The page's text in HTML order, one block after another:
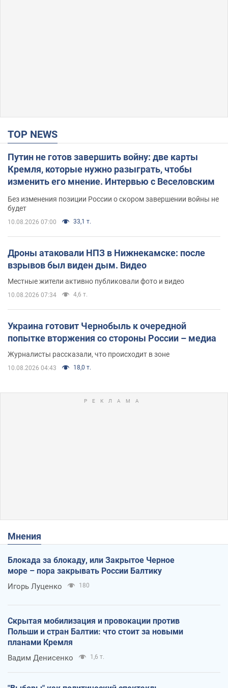
TOP NEWS
Путин не готов завершить войну: две карты
Кремля, которые нужно разыграть, чтобы
изменить его мнение. Интервью с Веселовским
Без изменения позиции России о скором завершении войны не
будет
10.08.2026 07:00 33,1 т.
Дроны атаковали НПЗ в Нижнекамске: после
взрывов был виден дым. Видео
Местные жители активно публиковали фото и видео
10.08.2026 07:34 4,6 т.
Украина готовит Чернобыль к очередной
попытке вторжения со стороны России – медиа
Журналисты рассказали, что происходит в зоне
10.08.2026 04:43 18,0 т.
Мнения
Блокада за блокаду, или Закрытое Черное
море – пора закрывать России Балтику
Игорь Луценко 180
Скрытая мобилизация и провокации против
Польши и стран Балтии: что стоит за новыми
планами Кремля
Вадим Денисенко 1,6 т.